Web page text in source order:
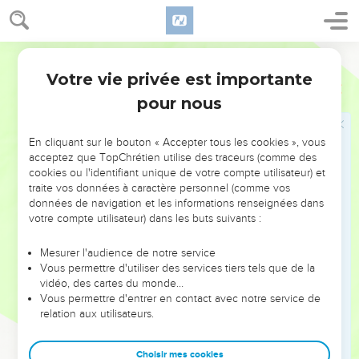
Jean 17
Tout comme tu m'as envoyé dans le monde, je les ai moi
aussi envoyés dans le monde,
et je me consacre moi-même pour eux afin qu'eux aussi
» Je ne prie pas pour eux seulement, mais encore pour
ceux qui croiront en moi à travers leur parole,
afin que tous soient un comme toi, Père, tu es en moi et
comme je suis en toi, afin qu'eux aussi soient [un] en nous
pour que le monde croie que tu m'as envoyé.
Je leur ai donné la gloire que tu m'as donnée afin qu'ils
soient un comme nous sommes un
un et qu’ainsi le monde reconnaisse que tu m'as envoyé et
que tu les as aimés comme tu m'as aimé.
Père, je veux que là où je suis ceux que tu m'as donnés
soient aussi avec moi afin qu'ils contemplent ma gloire, la
gloire que tu m'as donnée parce que tu m'as aimé avant la
Votre vie privée est importante
pour nous
En cliquant sur le bouton « Accepter tous les cookies », vous
acceptez que TopChrétien utilise des traceurs (comme des
cookies ou l'identifiant unique de votre compte utilisateur) et
traite vos données à caractère personnel (comme vos
données de navigation et les informations renseignées dans
votre compte utilisateur) dans les buts suivants :
Mesurer l'audience de notre service
Vous permettre d'utiliser des services tiers tels que de la
vidéo, des cartes du monde…
Vous permettre d'entrer en contact avec notre service de
relation aux utilisateurs.
Choisir mes cookies